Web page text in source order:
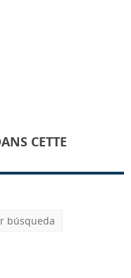
CETTE
búsqueda